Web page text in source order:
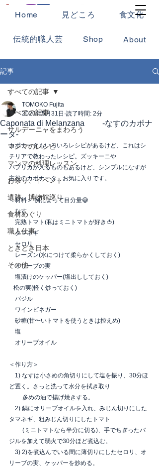
Home 見どころ 食文化
伝統的職人芸 Shop About
記事
すべての記事
サルデーニャをまわろう
マンマのレシピ
マンマの料理レッスン
お祭り、イベント
遺跡、博物館巡り
食材めぐり
職人仕事
ときどき日本
その他
すべての記事
Caponata di Melanzana -なすのカポナ
ータ-
TOMOKO Fujita
2020年5月31日 読了時間: 2分
カポナータもいろいろレシピがあるけど、これはシ
チリアで教わったレシピ。ズッキーニや
パプリカが入るものもあるけど、シンプルになすが
主役のカポナータ、お気に入りです。
＜材料＞ 例によって目分量😅
なす
完熟トマト(私はミニトマトが好き🍅)
タマネギ
セロリ
レーズン(水につけて柔らかくしておく)
オリーブの実
塩漬けのケッパー(塩出ししておく)
   松の実(軽く炒っておく)
バジル
ワインビネガー
砂糖(甘〜いトマトを使うときは控えめ)
塩
オリーブオイル
＜作り方＞
1) なすは小さめの角切りにして塩を振り、30分ほ
ど置く。さっと洗って水分を拭き取り
多めの油で揚げ焼きする。
2) 鍋にオリーブオイルを入れ、みじん切りにした
タマネギ、粗みじん切りにしたトマト
(ミニトマトなら半分に切る)、手でちぎったバ
ジルを加えて弱火で30分ほど煮込む。
3) 2)を煮込んでいる間に薄切りにしたセロリ、オ
リーブの実、ケッパーを炒める。